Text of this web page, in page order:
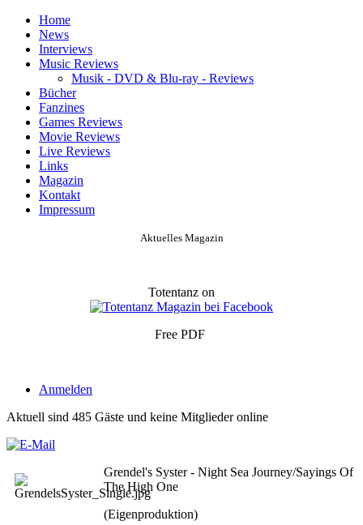
Home
News
Interviews
Music Reviews
Musik - DVD & Blu-ray - Reviews
Bücher
Fanzines
Games Reviews
Movie Reviews
Live Reviews
Links
Magazin
Kontakt
Impressum
Aktuelles Magazin
Totentanz on
Free PDF
Anmelden
Aktuell sind 485 Gäste und keine Mitglieder online
Grendel's Syster - Night Sea Journey/Sayings Of
The High One
(Eigenproduktion)